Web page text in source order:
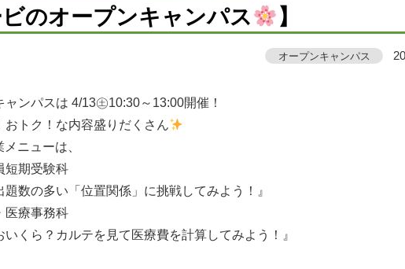
ビのオープンキャンパス 】
オープンキャンパス
ンパスは 4/13㊏10:30～13:00開催！
おトク！な内容盛りだくさん
ニューは、
短期受験科
題数の多い「位置関係」に挑戦してみよう！』
医療事務科
いくら？カルテを見て医療費を計算してみよう！』